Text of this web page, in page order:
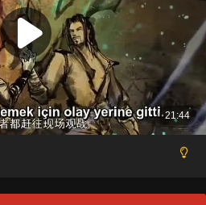
The Heavens 4.Sezon 20.Bölüm
Through The Heavens 4.Sezon 20.Bölüm -
The Heavens 4.Sezon 19.Bölüm
Through The Heavens 4.Sezon 19.Bölüm -